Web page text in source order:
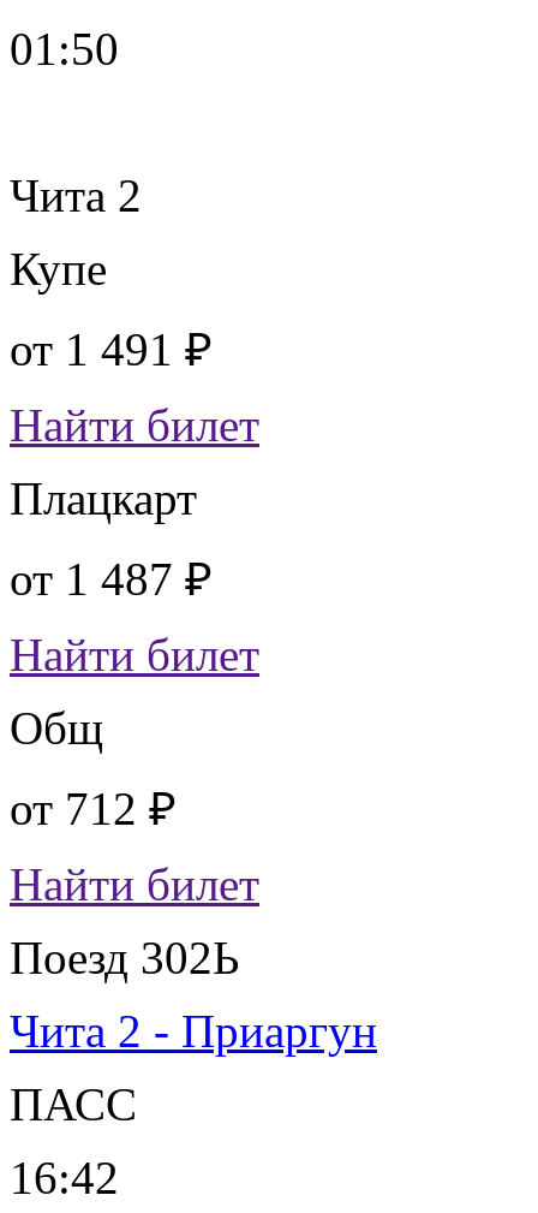
01:50
Чита 2
Купе
от 1 491 ₽
Найти билет
Плацкарт
от 1 487 ₽
Найти билет
Общ
от 712 ₽
Найти билет
Поезд 302Ь
Чита 2 - Приаргун
ПАСС
16:42